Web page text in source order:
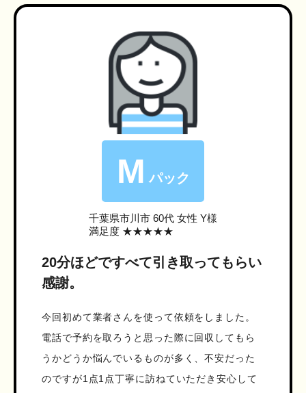
M パック
千葉県市川市 60代 女性 Y様
満足度 ★★★★★
20分ほどですべて引き取ってもらい
感謝。
今回初めて業者さんを使って依頼をしました。
電話で予約を取ろうと思った際に回収してもら
うかどうか悩んでいるものが多く、不安だった
のですが1点1点丁寧に訪ねていただき安心して